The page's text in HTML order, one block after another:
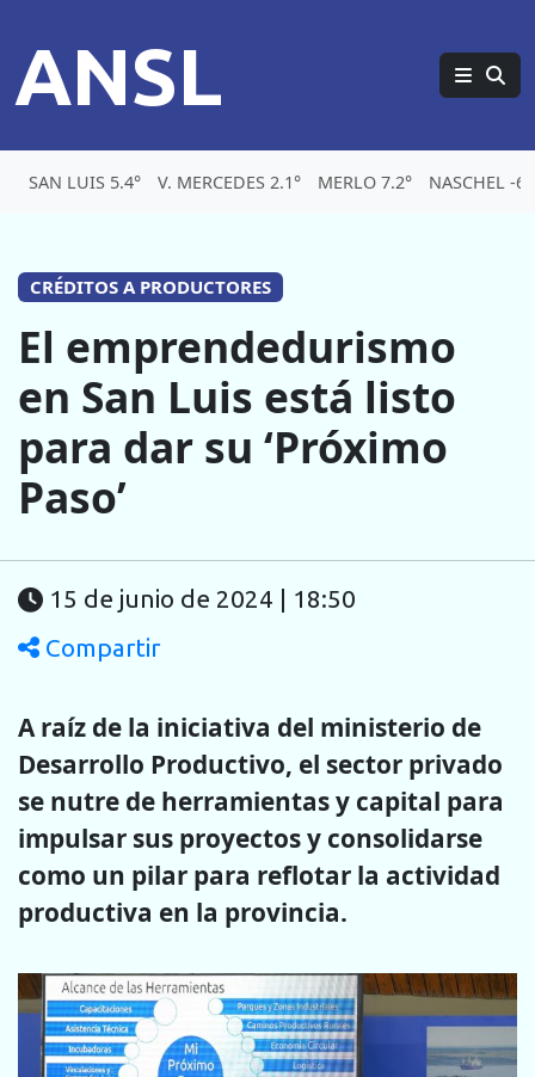
ANSL
SAN LUIS 5.4° V. MERCEDES 2.1° MERLO 7.2° NASCHEL -6°
CRÉDITOS A PRODUCTORES
El emprendedurismo
en San Luis está listo
para dar su ‘Próximo
Paso’
15 de junio de 2024 | 18:50
Compartir
A raíz de la iniciativa del ministerio de
Desarrollo Productivo, el sector privado
se nutre de herramientas y capital para
impulsar sus proyectos y consolidarse
como un pilar para reflotar la actividad
productiva en la provincia.